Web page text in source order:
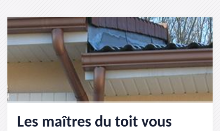
Les maîtres du toit vous